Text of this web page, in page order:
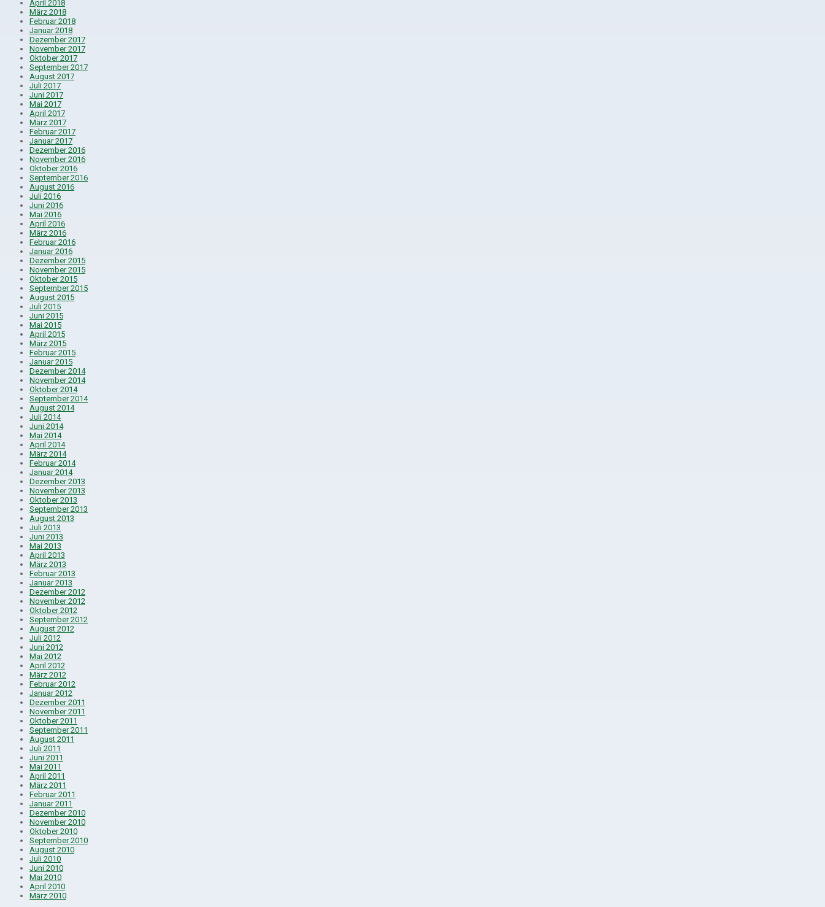
April 2018
März 2018
Februar 2018
Januar 2018
Dezember 2017
November 2017
Oktober 2017
September 2017
August 2017
Juli 2017
Juni 2017
Mai 2017
April 2017
März 2017
Februar 2017
Januar 2017
Dezember 2016
November 2016
Oktober 2016
September 2016
August 2016
Juli 2016
Juni 2016
Mai 2016
April 2016
März 2016
Februar 2016
Januar 2016
Dezember 2015
November 2015
Oktober 2015
September 2015
August 2015
Juli 2015
Juni 2015
Mai 2015
April 2015
März 2015
Februar 2015
Januar 2015
Dezember 2014
November 2014
Oktober 2014
September 2014
August 2014
Juli 2014
Juni 2014
Mai 2014
April 2014
März 2014
Februar 2014
Januar 2014
Dezember 2013
November 2013
Oktober 2013
September 2013
August 2013
Juli 2013
Juni 2013
Mai 2013
April 2013
März 2013
Februar 2013
Januar 2013
Dezember 2012
November 2012
Oktober 2012
September 2012
August 2012
Juli 2012
Juni 2012
Mai 2012
April 2012
März 2012
Februar 2012
Januar 2012
Dezember 2011
November 2011
Oktober 2011
September 2011
August 2011
Juli 2011
Juni 2011
Mai 2011
April 2011
März 2011
Februar 2011
Januar 2011
Dezember 2010
November 2010
Oktober 2010
September 2010
August 2010
Juli 2010
Juni 2010
Mai 2010
April 2010
März 2010